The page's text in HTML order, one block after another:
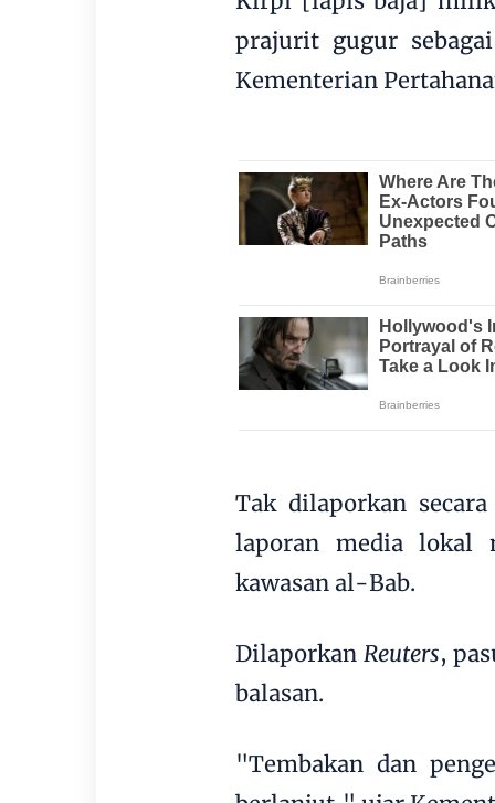
prajurit gugur
Kementerian
Tak dilaporkan
laporan media lokal
kawasan al-Bab.
Dilaporkan Reuters,
balasan.
"Tembakan dan